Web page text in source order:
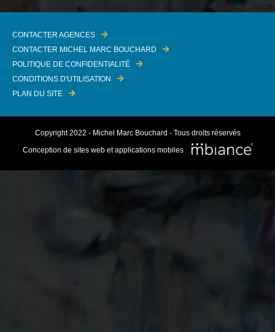
CONTACTER AGENCES
CONTACTER MICHEL MARC BOUCHARD
POLITIQUE DE CONFIDENTIALITÉ
CONDITIONS D'UTILISATION
PLAN DU SITE
Copyright 2022 - Michel Marc Bouchard - Tous droits réservés
Conception de sites web et applications mobiles